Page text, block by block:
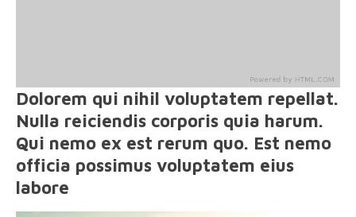
Dolorem qui nihil voluptatem repellat.
Nulla reiciendis corporis quia harum.
Qui nemo ex est rerum quo. Est nemo
officia possimus voluptatem eius
labore